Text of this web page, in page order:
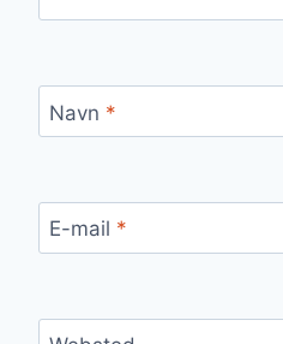
Navn *
E-mail *